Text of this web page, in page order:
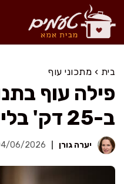
לדלג
לתוכן
בית › מתכוני עוף
פילה עוף
ב-25 דק' בלי טיגון
יערה גורן 06/2026